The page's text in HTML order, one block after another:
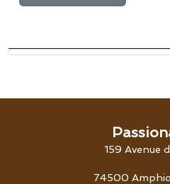
159 Avenue
74500